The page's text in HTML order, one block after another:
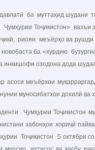
ба муттаҳид шудани
Тоҷикистон» вазъи
риояи меъёрҳо ва
ба «хурдию
инкишофи озодона дода
меъёрхои
муносибатхои дохилӣ
Ҷумҳурии Тоҷикистон
забонҳои хориҷӣ
Тоҷикистон 5 октябри